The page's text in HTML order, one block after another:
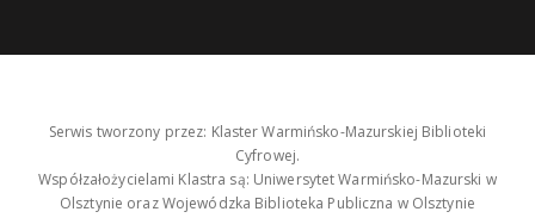
Serwis tworzony przez: Klaster Warmińsko-Mazurskiej Biblioteki
Cyfrowej.
Współzałożycielami Klastra są: Uniwersytet Warmińsko-Mazurski w
Olsztynie oraz Wojewódzka Biblioteka Publiczna w Olsztynie